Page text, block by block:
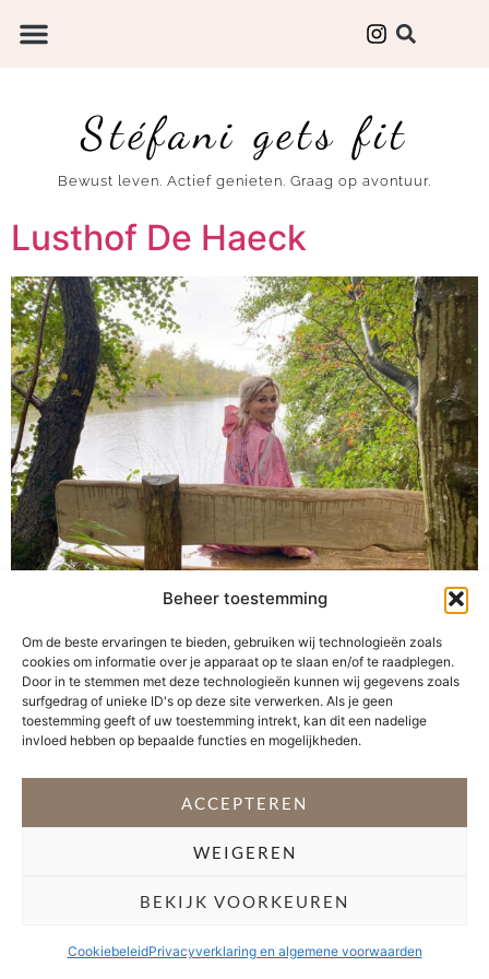
Beheer toestemming
Om de beste ervaringen te bieden, gebruiken wij technologieën zoals
cookies om informatie over je apparaat op te slaan en/of te raadplegen.
Door in te stemmen met deze technologieën kunnen wij gegevens zoals
surfgedrag of unieke ID's op deze site verwerken. Als je geen
toestemming geeft of uw toestemming intrekt, kan dit een nadelige
invloed hebben op bepaalde functies en mogelijkheden.
ACCEPTEREN
WEIGEREN
BEKIJK VOORKEUREN
CookiebeleidPrivacyverklaring en algemene voorwaarden
Stéfani gets fit
Bewust leven. Actief genieten. Graag op avontuur.
Lusthof De Haeck
Lusthof de Haeck bij de Nieuwkoopse Plassen vroeger
het Landgoed van Kapitein Haak. Dit maakte de
wandeling extra spannend, want je zou maar oog in oog
komen te staan met een piraat. In de herfst is Lusthof
de Haeck één groot paddenstoelenparadijs. Er groeien
hier ontzettend veel paddenstoelen in […]
Copyright 2026 Stéfani Warning – Privacyverklaring